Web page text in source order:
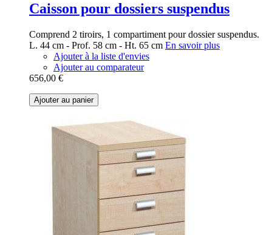
Caisson pour dossiers suspendus
Comprend 2 tiroirs, 1 compartiment pour dossier suspendus.
L. 44 cm - Prof. 58 cm - Ht. 65 cm En savoir plus
Ajouter à la liste d'envies
Ajouter au comparateur
656,00 €
Ajouter au panier